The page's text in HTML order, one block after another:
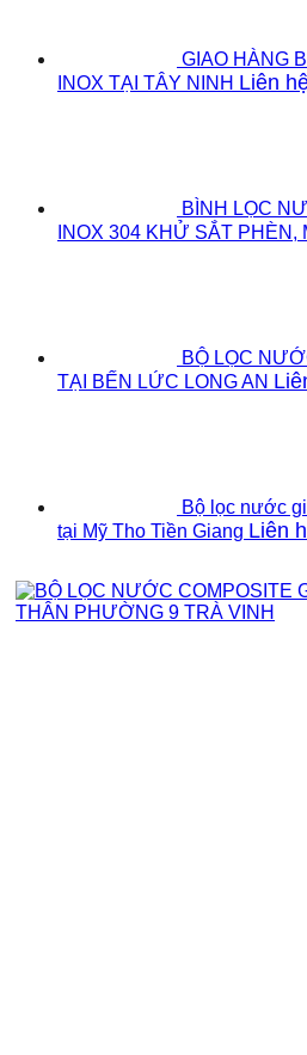
GIAO HÀNG
INOX TẠI TÂY NINH Liên
BÌNH LỌC
INOX 304 KHỬ SẮT PHÈN,
BỘ LỌC
TẠI BẾN LỨC LONG AN
Bộ lọc nước
tại Mỹ Tho Tiền Giang Liên